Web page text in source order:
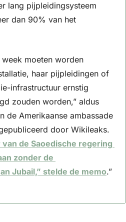
lang pijpleidingsysteem
dan 90% van het
week moeten worden
haar pijpleidingen of
infrastructuur ernstig
zouden worden,” aldus
de Amerikaanse ambassade
de Saoedische regering
zonder de
Jubail,” stelde de memo.”